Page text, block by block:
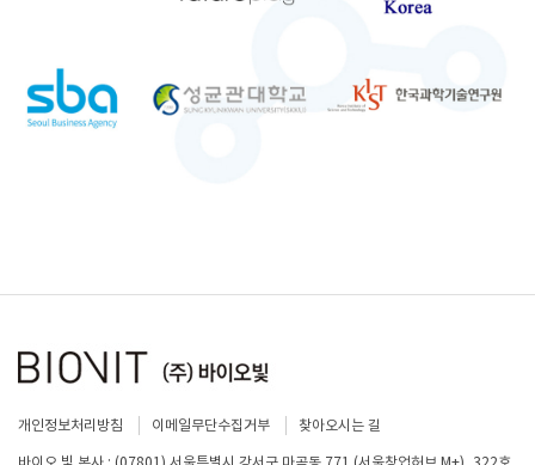
개인정보처리방침 이메일무단수집거부 찾아오시는 길